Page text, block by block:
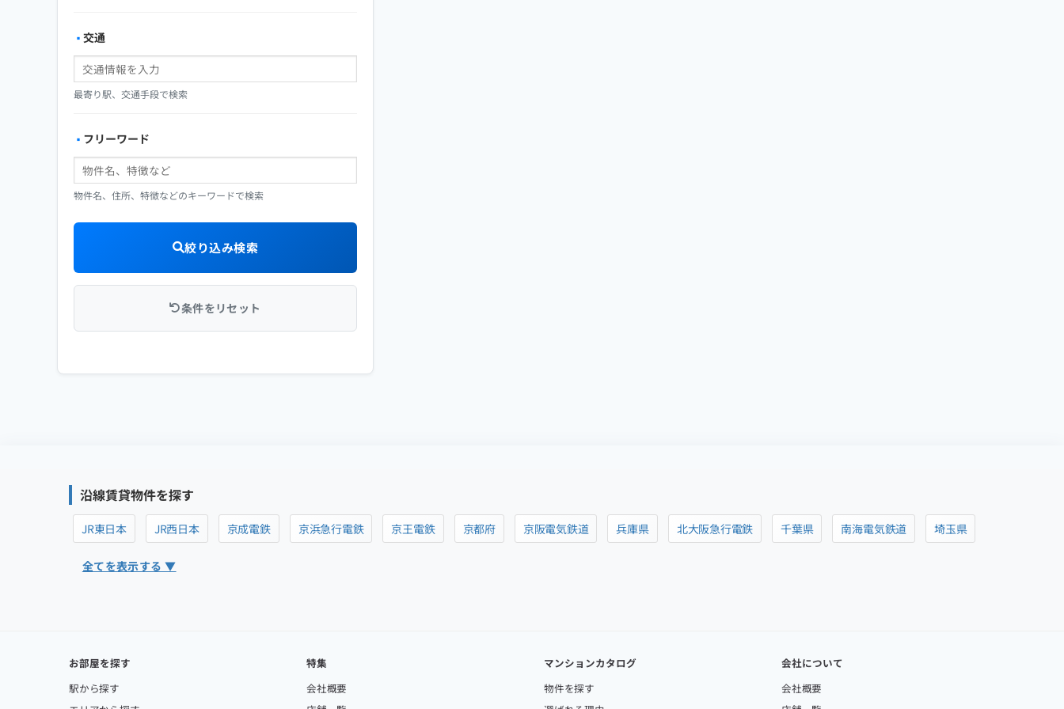
交通
最寄り駅、交通手段で検索
フリーワード
物件名、住所、特徴などのキーワードで検索
絞り込み検索
条件をリセット
沿線賃貸物件を探す
JR東日本 JR西日本 京成電鉄 京浜急行電鉄 京王電鉄 京都府 京阪電気鉄道 兵庫県 北大阪急行電鉄 千葉県 南海電気鉄道 埼玉県
全てを表示する ▼
お部屋を探す
駅から探す
特集
会社概要
マンションカタログ
物件を探す
会社について
会社概要